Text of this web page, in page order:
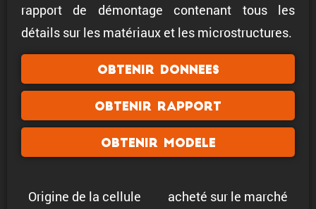
rapport de démontage contenant tous les
détails sur les matériaux et les microstructures.
Obtenir donnees
Obtenir rapport
Obtenir modele
Origine de la cellule
acheté sur le marché